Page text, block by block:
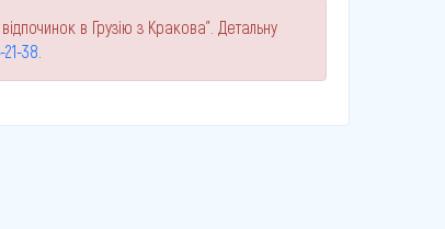
в Грузію з Кракова". Детальну
38